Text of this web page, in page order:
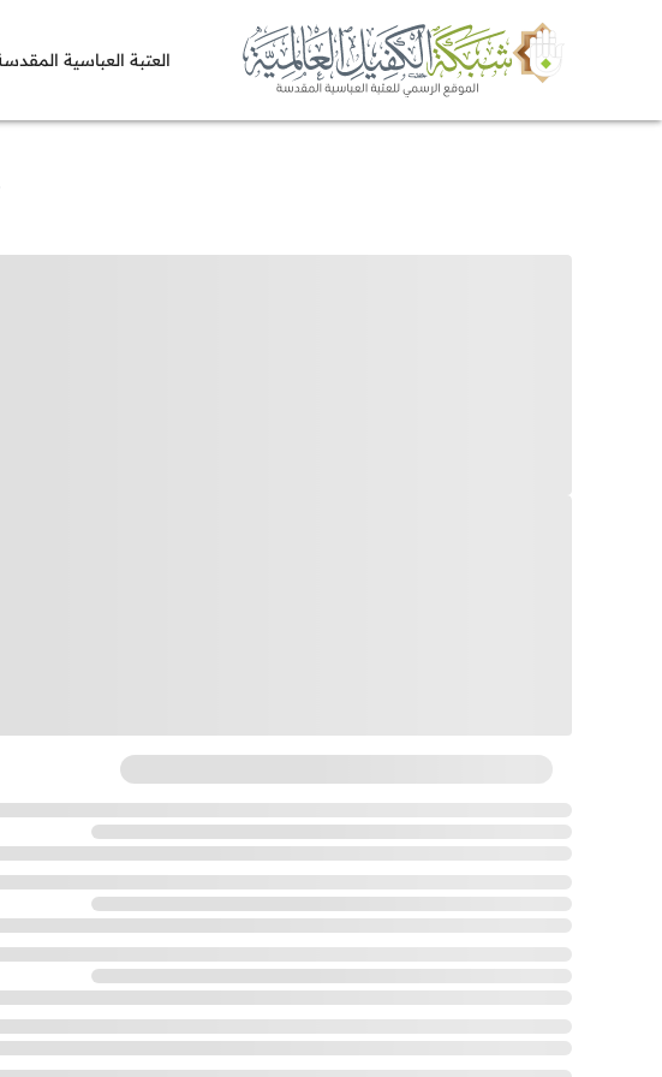
العتبة العباسية